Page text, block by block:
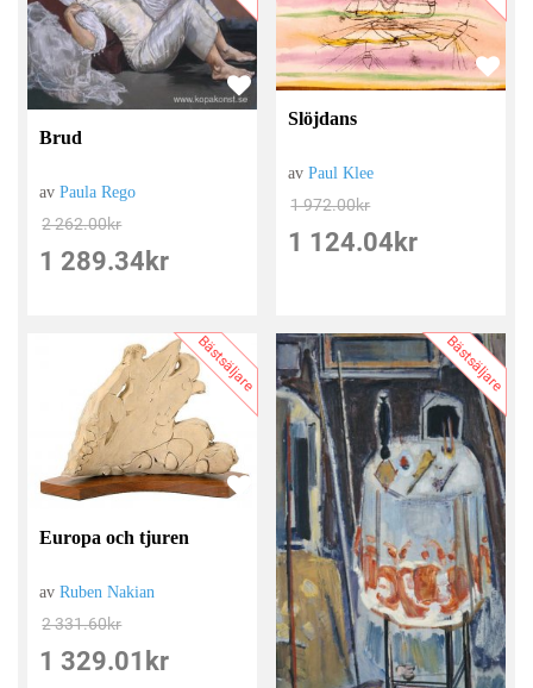
Brud
avPaula Rego
2 262.00kr
1 289.34 kr
Slöjdans
avPaul Klee
1 972.00kr
1 124.04 kr
Bästsäljare
Europa och tjuren
avRuben Nakian
2 331.60kr
1 329.01 kr
Bästsäljare